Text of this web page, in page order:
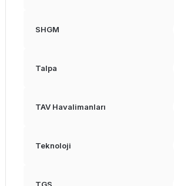
SHGM
Talpa
TAV Havalimanları
Teknoloji
TGS